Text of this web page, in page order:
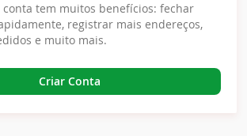
conta tem muitos benefícios: fechar
registrar mais endereços,
e muito mais.
Criar Conta